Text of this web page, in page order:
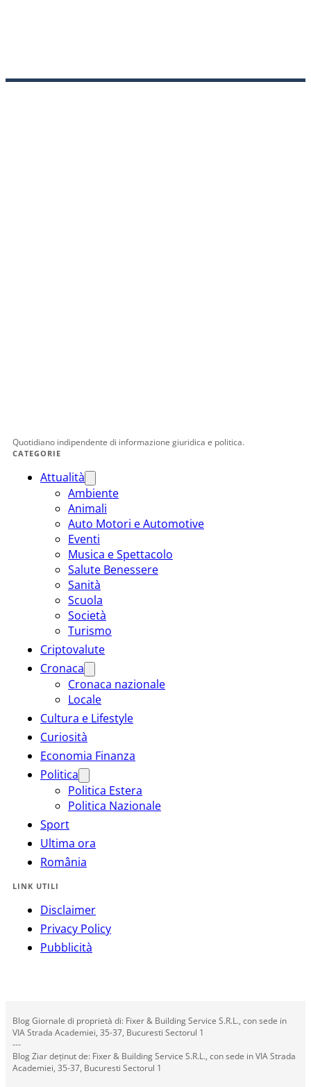
Quotidiano indipendente di informazione giuridica e politica.
CATEGORIE
Attualità
Ambiente
Animali
Auto Motori e Automotive
Eventi
Musica e Spettacolo
Salute Benessere
Sanità
Scuola
Società
Turismo
Criptovalute
Cronaca
Cronaca nazionale
Locale
Cultura e Lifestyle
Curiosità
Economia Finanza
Politica
Politica Estera
Politica Nazionale
Sport
Ultima ora
România
LINK UTILI
Disclaimer
Privacy Policy
Pubblicità
Blog Giornale di proprietà di: Fixer & Building Service S.R.L., con sede in
VIA Strada Academiei, 35-37, Bucuresti Sectorul 1
---
Blog Ziar deținut de: Fixer & Building Service S.R.L., con sede in VIA Strada
Academiei, 35-37, Bucuresti Sectorul 1